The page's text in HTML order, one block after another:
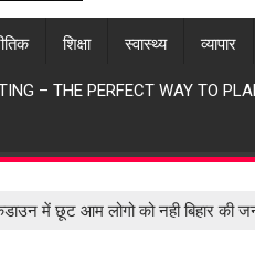
शिक्षा स्वास्थ्य व्यापार
– THE PERFECT WAY TO
में छूट आम लोगो को नही बिहार की